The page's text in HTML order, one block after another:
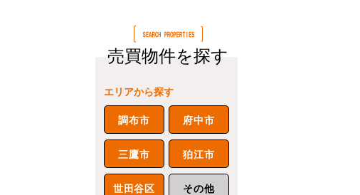
売買物件を探す
エリアから探す
調布市 府中市
三鷹市 狛江市
世田谷区 その他